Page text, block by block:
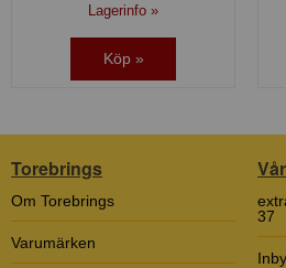
Lagerinfo »
Köp »
Torebrings
Om Torebrings
Varumärken
37